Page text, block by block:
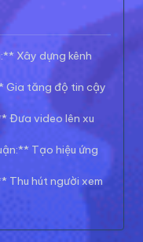
Xây dựng kênh
Gia tăng độ tin cậy
Đưa video lên xu
Tạo hiệu ứng
Thu hút người xem